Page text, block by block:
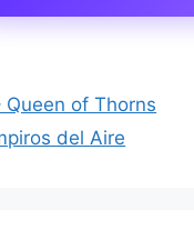
Queen of Thorns
del Aire